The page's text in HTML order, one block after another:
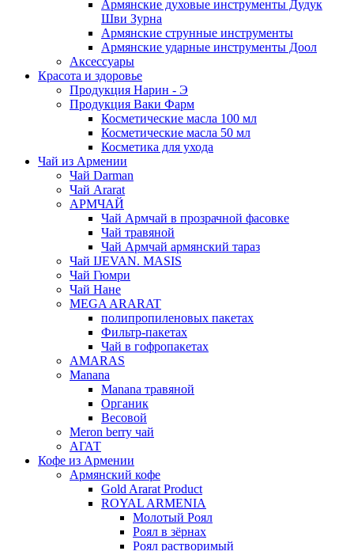
Армянские духовые инструменты Дудук
Шви Зурна
Армянские струнные инструменты
Армянские ударные инструменты Доол
Аксессуары
Красота и здоровье
Продукция Нарин - Э
Продукция Ваки Фарм
Косметические масла 100 мл
Косметические масла 50 мл
Косметика для ухода
Чай из Армении
Чай Darman
Чай Ararat
АРМЧАЙ
Чай Армчай в прозрачной фасовке
Чай травяной
Чай Армчай армянский тараз
Чай IJEVAN. MASIS
Чай Гюмри
Чай Нане
MEGA ARARAT
полипропиленовых пакетах
Фильтр-пакетах
Чай в гофропакетах
AMARAS
Manana
Manana травяной
Органик
Весовой
Meron berry чай
АГАТ
Кофе из Армении
Армянский кофе
Gold Ararat Product
ROYAL ARMENIA
Молотый Роял
Роял в зёрнах
Роял растворимый